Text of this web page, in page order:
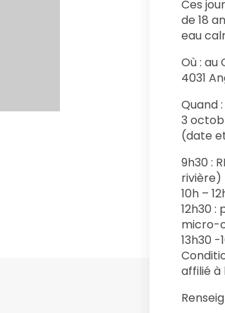
Ces
de 18
eau
Où : au
4031
Quand
3
(date
9h30 :
rivière)
10h –
12h30
micro-
13h30
affilié à